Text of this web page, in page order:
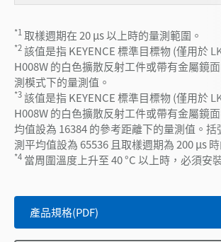
*1 取樣週期在 20 µs 以上時的量測範圍。
*2該值是指 KEYENCE 標準目標物 (僅用於
H008W 的白色擴散反射工件或帶有金屬鏡
測模式下的量測值。
*3該值是指 KEYENCE 標準目標物 (僅用於
H008W 的白色擴散反射工件或帶有金屬鏡
均值設為 16384 的參考距離下的量測值。
測平均值設為 65536 且取樣週期為 200 µs
*4 當周圍溫度上升至 40 °C 以上時，必須安
產品規格(PDF)